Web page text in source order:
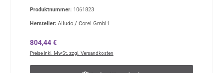
Produktnummer: 1061823
Hersteller: Alludo / Corel GmbH
Regulärer Preis:
804,44 €
Preise inkl. MwSt. zzgl. Versandkosten